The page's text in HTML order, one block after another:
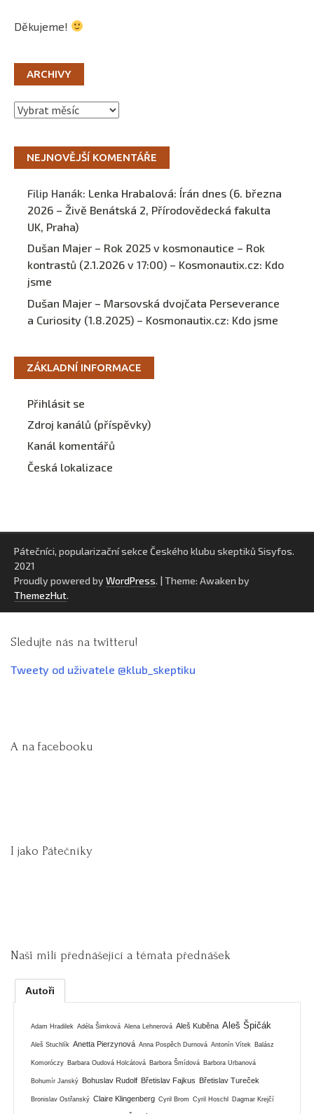
Děkujeme!
ARCHIVY
Archivy
NEJNOVĚJŠÍ KOMENTÁŘE
Filip Hanák: Lenka Hrabalová: Írán dnes (6. března
2026 – Živě Benátská 2, Přírodovědecká fakulta
UK, Praha)
Dušan Majer – Rok 2025 v kosmonautice – Rok
kontrastů (2.1.2026 v 17:00) – Kosmonautix.cz: Kdo
jsme
Dušan Majer – Marsovská dvojčata Perseverance
a Curiosity (1.8.2025) – Kosmonautix.cz: Kdo jsme
ZÁKLADNÍ INFORMACE
Přihlásit se
Zdroj kanálů (příspěvky)
Kanál komentářů
Česká lokalizace
Pátečníci, popularizační sekce Českého klubu skeptiků Sisyfos.
2021
Proudly powered by WordPress. | Theme: Awaken by
ThemezHut.
Sledujte nás na twitteru!
Tweety od uživatele @klub_skeptiku
A na facebooku
I jako Pátečníky
Naši milí přednášející a témata přednášek
Autoři
Adam Hradilek Adéla Šimková Alena Lehnerová Aleš Kuběna Aleš Špičák
Aleš Stuchlík Anetta Pierzynová Anna Pospěch Durnová Antonín Vítek Balász
Komoróczy Barbara Oudová Holcátová Barbora Šmídová Barbora Urbanová
Bohumír Janský Bohuslav Rudolf Břetislav Fajkus Břetislav Tureček
Bronislav Ostřanský Claire Klingenberg Cyril Brom Cyril Hoschl Dagmar Krejčí